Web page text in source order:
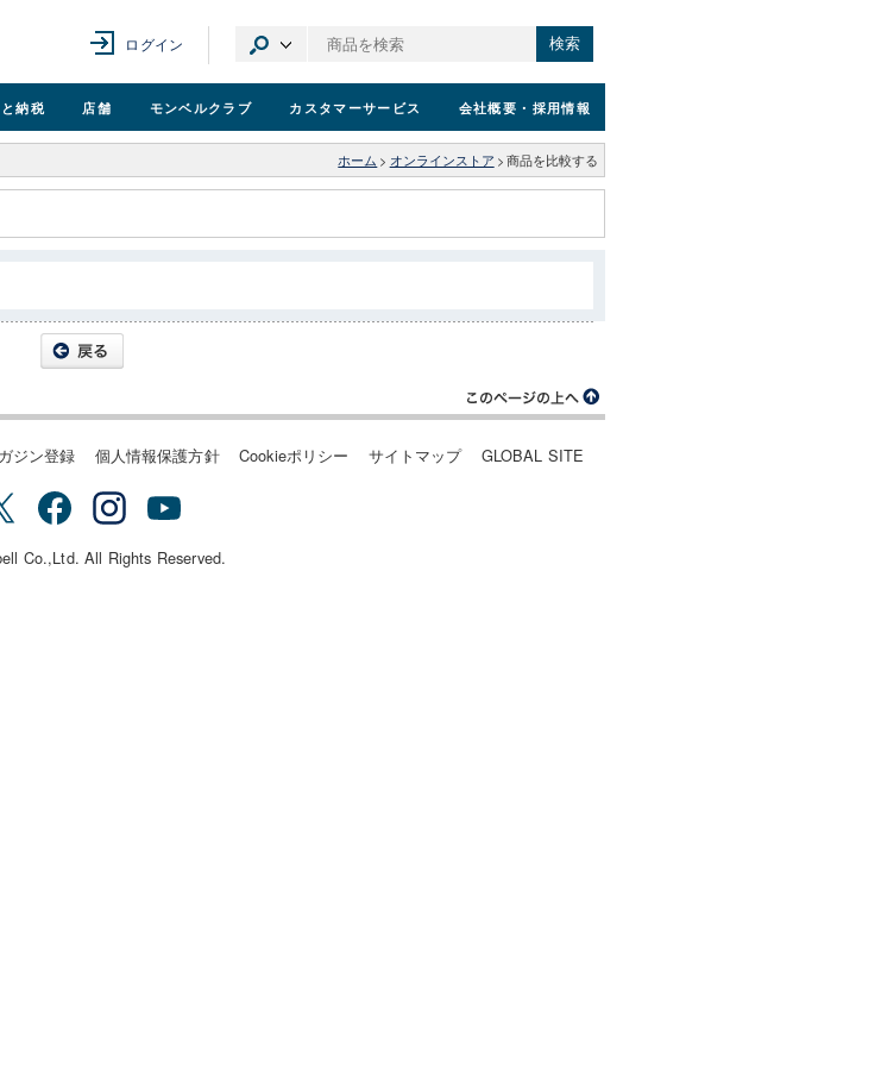
ログイン 検索
納税 店舗 モンベルクラブ カスタマーサービス 会社概要 ・採用情報
ホーム > オンラインストア > 商品を比較する
ジン登録 個人情報保護方針 Cookieポリシー サイトマップ GLOBAL SITE
Co.,Ltd. All Rights Reserved.